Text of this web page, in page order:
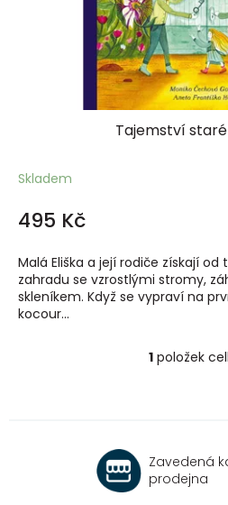
Tajemství
Skladem
495 Kč
Malá Eliška a její rodiče získají
zahradu se vzrostlými stromy,
skleníkem. Když se vypraví na
kocour...
O
c
í
1 položek
Zavedená
prodejna